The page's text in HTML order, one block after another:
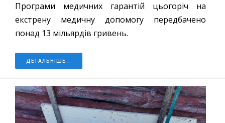
Програми медичних гарантій цьогоріч на
екстрену медичну допомогу передбачено
понад 13 мільярдів гривень.
ДЕТАЛЬНІШЕ...